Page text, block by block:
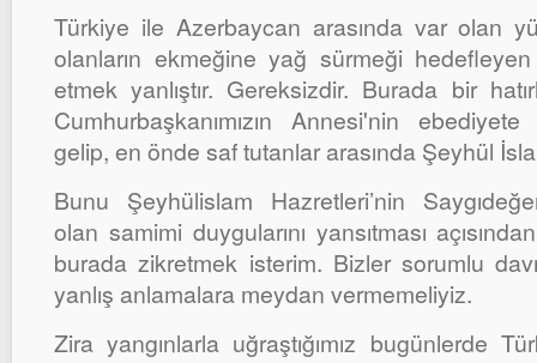
Türkiye ile Azerbaycan arasında var olan
olanların ekmeğine yağ sürmeği
etmek yanlıştır. Gereksizdir. Burada bir
Cumhurbaşkanımızın Annesi'nin
gelip, en önde saf tutanlar arasında Şeyhül
Bunu Şeyhülislam Hazretleri’nin
olan samimi duygularını yansıtması
burada zikretmek isterim. Bizler sorumlu
yanlış anlamalara meydan vermemeliyiz.
Zira yangınlarla uğraştığımız bugünlerde